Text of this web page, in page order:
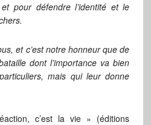
pour défendre l’identité et le
et c’est notre honneur que de
dont l’importance va bien
mais qui leur donne
c’est la vie » (éditions